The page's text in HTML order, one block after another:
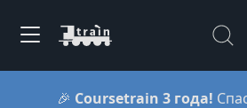
🎉 Coursetrain 3 года!